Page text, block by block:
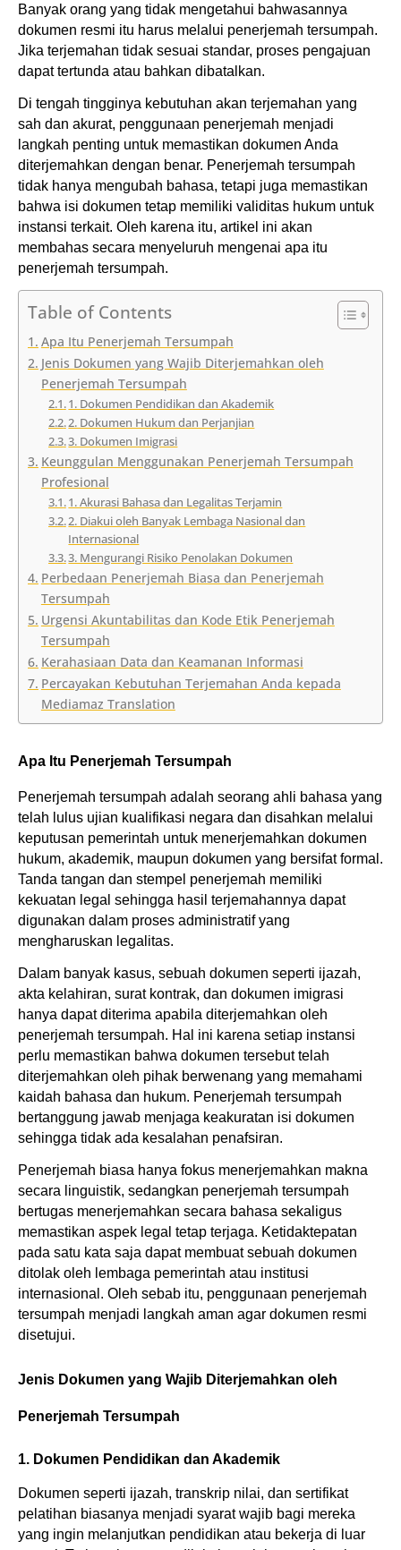
Banyak orang yang tidak mengetahui bahwasannya
dokumen resmi itu harus melalui penerjemah tersumpah.
Jika terjemahan tidak sesuai standar, proses pengajuan
dapat tertunda atau bahkan dibatalkan.
Di tengah tingginya kebutuhan akan terjemahan yang
sah dan akurat, penggunaan penerjemah menjadi
langkah penting untuk memastikan dokumen Anda
diterjemahkan dengan benar. Penerjemah tersumpah
tidak hanya mengubah bahasa, tetapi juga memastikan
bahwa isi dokumen tetap memiliki validitas hukum untuk
instansi terkait. Oleh karena itu, artikel ini akan
membahas secara menyeluruh mengenai apa itu
penerjemah tersumpah.
Table of Contents
Apa Itu Penerjemah Tersumpah
Jenis Dokumen yang Wajib Diterjemahkan oleh
Penerjemah Tersumpah
1. Dokumen Pendidikan dan Akademik
2. Dokumen Hukum dan Perjanjian
3. Dokumen Imigrasi
Keunggulan Menggunakan Penerjemah Tersumpah
Profesional
1. Akurasi Bahasa dan Legalitas Terjamin
2. Diakui oleh Banyak Lembaga Nasional dan
Internasional
3. Mengurangi Risiko Penolakan Dokumen
Perbedaan Penerjemah Biasa dan Penerjemah
Tersumpah
Urgensi Akuntabilitas dan Kode Etik Penerjemah
Tersumpah
Kerahasiaan Data dan Keamanan Informasi
Percayakan Kebutuhan Terjemahan Anda kepada
Mediamaz Translation
Apa Itu Penerjemah Tersumpah
Penerjemah tersumpah adalah seorang ahli bahasa yang
telah lulus ujian kualifikasi negara dan disahkan melalui
keputusan pemerintah untuk menerjemahkan dokumen
hukum, akademik, maupun dokumen yang bersifat formal.
Tanda tangan dan stempel penerjemah memiliki
kekuatan legal sehingga hasil terjemahannya dapat
digunakan dalam proses administratif yang
mengharuskan legalitas.
Dalam banyak kasus, sebuah dokumen seperti ijazah,
akta kelahiran, surat kontrak, dan dokumen imigrasi
hanya dapat diterima apabila diterjemahkan oleh
penerjemah tersumpah. Hal ini karena setiap instansi
perlu memastikan bahwa dokumen tersebut telah
diterjemahkan oleh pihak berwenang yang memahami
kaidah bahasa dan hukum. Penerjemah tersumpah
bertanggung jawab menjaga keakuratan isi dokumen
sehingga tidak ada kesalahan penafsiran.
Penerjemah biasa hanya fokus menerjemahkan makna
secara linguistik, sedangkan penerjemah tersumpah
bertugas menerjemahkan secara bahasa sekaligus
memastikan aspek legal tetap terjaga. Ketidaktepatan
pada satu kata saja dapat membuat sebuah dokumen
ditolak oleh lembaga pemerintah atau institusi
internasional. Oleh sebab itu, penggunaan penerjemah
tersumpah menjadi langkah aman agar dokumen resmi
disetujui.
Jenis Dokumen yang Wajib Diterjemahkan oleh
Penerjemah Tersumpah
1. Dokumen Pendidikan dan Akademik
Dokumen seperti ijazah, transkrip nilai, dan sertifikat
pelatihan biasanya menjadi syarat wajib bagi mereka
yang ingin melanjutkan pendidikan atau bekerja di luar